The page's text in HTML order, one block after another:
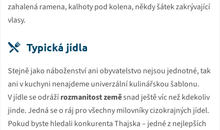
zahalená ramena, kalhoty pod kolena, někdy šátek zakrývající
vlasy.
Typická jídla
Stejně jako náboženství ani obyvatelstvo nejsou jednotné, tak
ani v kuchyni nenajdeme univerzální kulinářskou šablonu.
V jídle se odrážírozmanitost zeměsnad ještě víc než kdekoliv
jinde. Jedná se o ráj pro všechny milovníky cizokrajných jídel.
Pokud byste hledali konkurenta Thajska – jedné z nejlepších